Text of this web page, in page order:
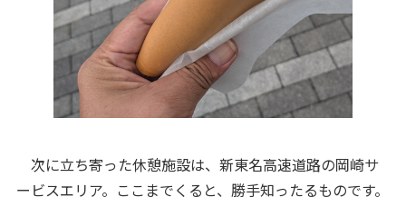
次に立ち寄った休憩施設は、新東名高速道路の岡崎サ
ービスエリア。ここまでくると、勝手知ったるものです。